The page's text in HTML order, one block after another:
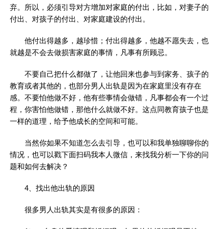
弃。所以，必须引导对方增加对家庭的付出，比如，对妻子的
付出、对孩子的付出、对家庭建设的付出。
他付出得越多，越珍惜；付出得越多，他越不愿失去，也
就越是不会去做损害家庭的事情，凡事有所顾忌。
不要自己把什么都做了，让他回来也参与到家务、孩子的
教育或者其他的，也部分男人出轨是因为在家庭里没有存在
感。不要怕他做不好，他有些事情会做错，凡事都会有一个过
程，你害怕他做错，那他什么就做不好。这点同教育孩子也是
一样的道理，给予他成长的空间和可能。
当然你如果不知道怎么去引导，也可以和我单独聊聊你的
情况，也可以戳下面扫码我本人微信，来找我分析一下你的问
题和如何去解决？
4、找出他出轨的原因
很多男人出轨其实是有很多的原因：